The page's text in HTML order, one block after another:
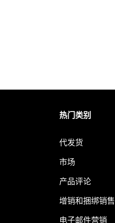
热门类别
代发货
市场
产品评论
增销和捆绑销售
电子邮件营销